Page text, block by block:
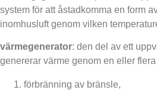
system för att åstadkomma en form
inomhusluft genom vilken
värmegenerator: den del av ett
genererar värme genom en eller
förbränning av bränsle,